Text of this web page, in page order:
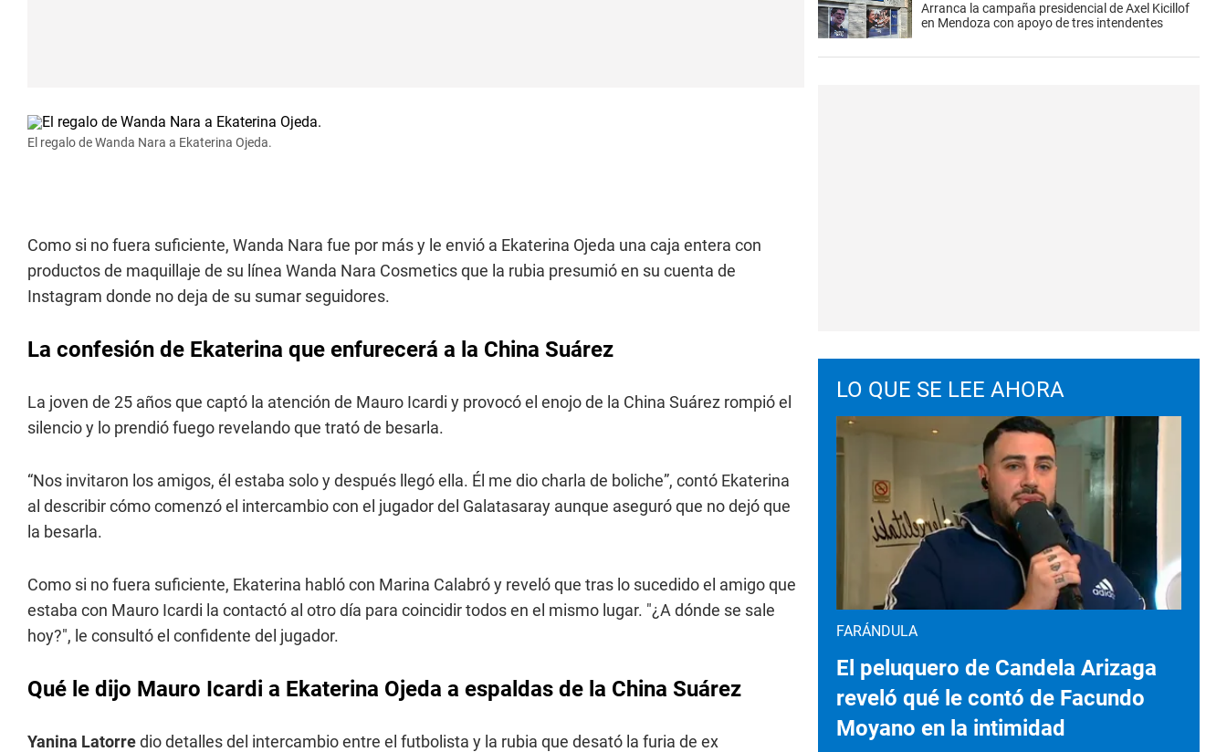
El regalo de Wanda Nara a Ekaterina Ojeda.
Como si no fuera suficiente, Wanda Nara fue por más y le envió a Ekaterina Ojeda una caja entera con
productos de maquillaje de su línea Wanda Nara Cosmetics que la rubia presumió en su cuenta de
Instagram donde no deja de su sumar seguidores.
La confesión de Ekaterina que enfurecerá a la China Suárez
La joven de 25 años que captó la atención de Mauro Icardi y provocó el enojo de la China Suárez rompió el
silencio y lo prendió fuego revelando que trató de besarla.
“Nos invitaron los amigos, él estaba solo y después llegó ella. Él me dio charla de boliche”, contó Ekaterina
al describir cómo comenzó el intercambio con el jugador del Galatasaray aunque aseguró que no dejó que
la besarla.
Como si no fuera suficiente, Ekaterina habló con Marina Calabró y reveló que tras lo sucedido el amigo que
estaba con Mauro Icardi la contactó al otro día para coincidir todos en el mismo lugar. "¿A dónde se sale
hoy?", le consultó el confidente del jugador.
Qué le dijo Mauro Icardi a Ekaterina Ojeda a espaldas de la China Suárez
Yanina Latorredio detalles del intercambio entre el futbolista y la rubia que desató la furia de ex
Arranca la campaña presidencial de Axel Kicillof
en Mendoza con apoyo de tres intendentes
LO QUE SE LEE AHORA
FARÁNDULA
El peluquero de Candela Arizaga
reveló qué le contó de Facundo
Moyano en la intimidad